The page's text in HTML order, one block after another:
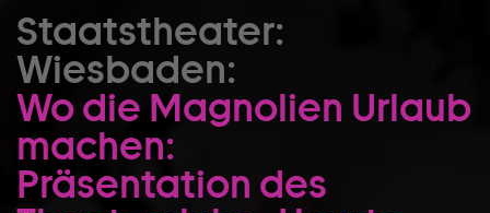
Zum Hauptinhalt springen
Zum Footer springen
Staatstheater:
Wiesbaden:
Wo die Magnolien Urlaub
machen:
Präsentation des